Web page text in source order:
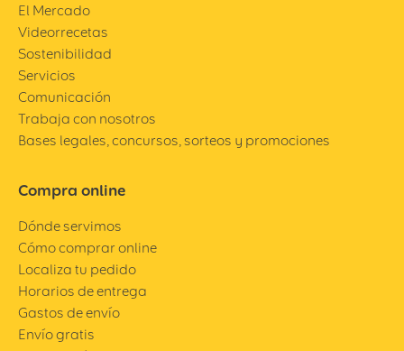
El Mercado
Videorrecetas
Sostenibilidad
Servicios
Comunicación
Trabaja con nosotros
Bases legales, concursos, sorteos y promociones
Compra online
Dónde servimos
Cómo comprar online
Localiza tu pedido
Horarios de entrega
Gastos de envío
Envío gratis